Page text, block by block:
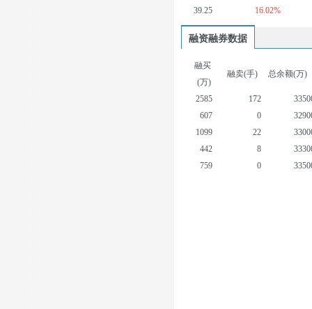
39.25
16.02%
融资融券数据
融买
(万)
融卖(手) 总余额(万)
2585 172
607
0
1099
22
442
8
759
0